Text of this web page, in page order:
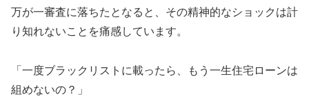
万が一審査に落ちたとなると、その精神的なショックは計
り知れないことを痛感しています。
「一度ブラックリストに載ったら、もう一生住宅ローンは
組めないの？」